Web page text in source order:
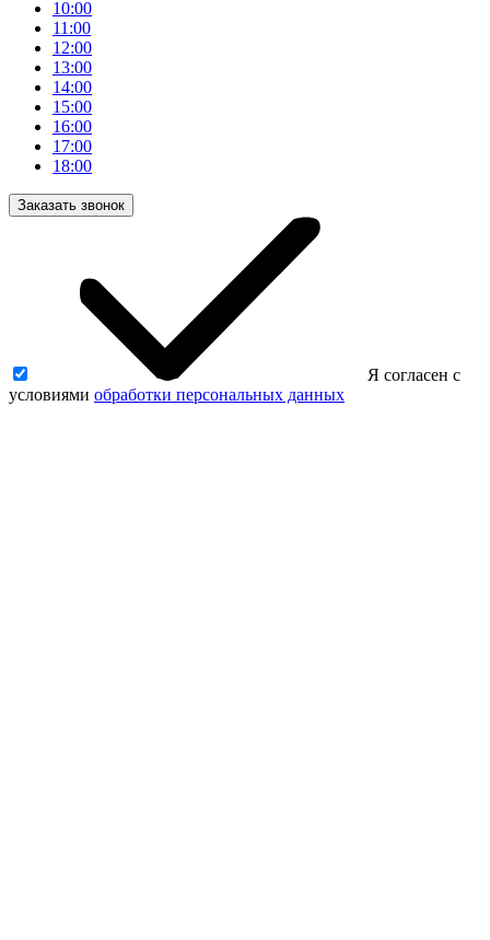
10:00
11:00
12:00
13:00
14:00
15:00
16:00
17:00
18:00
Заказать звонок
Я согласен с
условиями обработки персональных данных